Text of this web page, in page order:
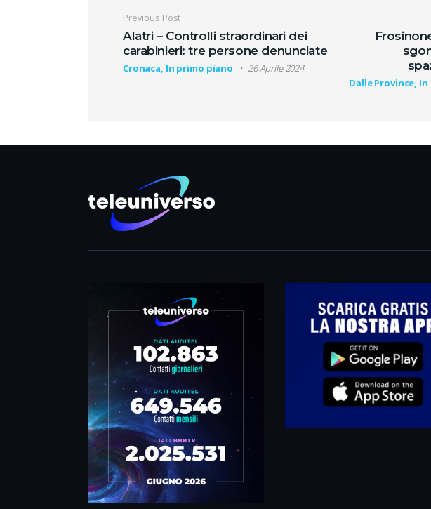
Navigazione articoli
Previous Post
Alatri – Controlli straordinari dei
carabinieri: tre persone denunciate
Cronaca, In primo piano 26 Aprile 2024
Dalle Province,